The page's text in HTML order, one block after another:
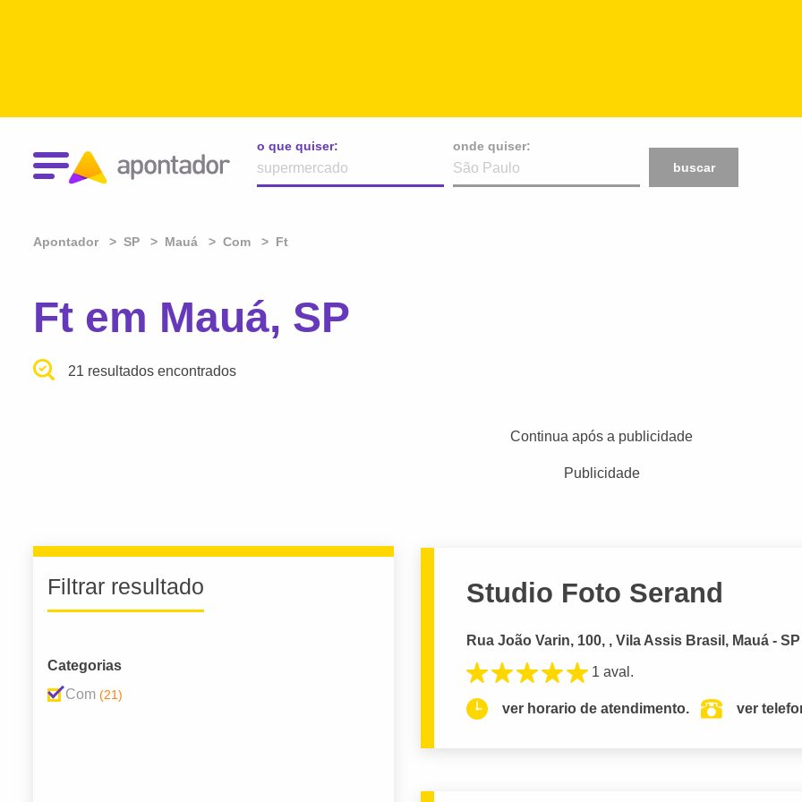
o que quiser:
onde quiser:
buscar
Apontador SP Mauá Com Ft
Ft em Mauá, SP
21 resultados encontrados
Continua após a publicidade
Publicidade
Filtrar resultado
Categorias
Com (21)
Studio Foto Serand
Rua João Varin, 100, , Vila Assis Brasil, Mauá - SP
1 aval.
ver horario de atendimento. ver